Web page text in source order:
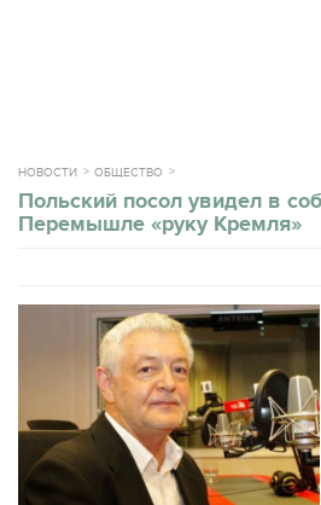
НОВОСТИ ОБЩЕСТВО
Польский посол увидел в
Перемышле «руку Кремля»